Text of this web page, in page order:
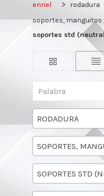
enriel
rodadura
soportes, manguitos
soportes std
RODADURA
SOPORTES,
SOPORTES STD